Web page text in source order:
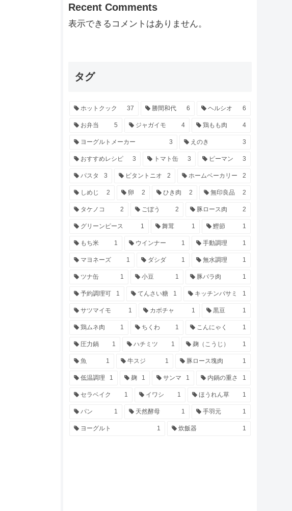
Recent Comments
表示できるコメントはありません。
タグ
ホットクック 37 勝間和代 6 ヘルシオ 6
お弁当 5 ジャガイモ 4 鶏もも肉 4
ヨーグルトメーカー 3 えのき 3
おすすめレシピ 3 トマト缶 3 ピーマン 3
パスタ 3 ビタントニオ 2 ホームベーカリー 2
しめじ 2 卵 2 ひき肉 2 無印良品 2
タケノコ 2 ごぼう 2 豚ロース肉 2
グリーンピース 1 舞茸 1 鰹節 1
もち米 1 ウインナー 1 手動調理 1
マヨネーズ 1 ダシダ 1 無水調理 1
ツナ缶 1 小豆 1 豚バラ肉 1
予約調理可 1 てんさい糖 1 キッチンバサミ 1
サツマイモ 1 カボチャ 1 黒豆 1
鶏ムネ肉 1 ちくわ 1 こんにゃく 1
圧力鍋 1 ハチミツ 1 麹（こうじ） 1
魚 1 牛スジ 1 豚ロース塊肉 1
低温調理 1 麹 1 サンマ 1 内鍋の重さ 1
セラベイク 1 イワシ 1 ほうれん草 1
パン 1 天然酵母 1 手羽元 1
ヨーグルト 1 炊飯器 1